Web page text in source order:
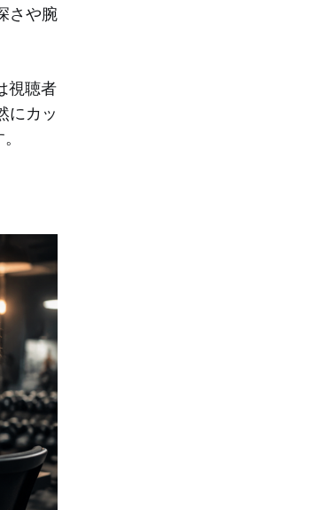
さや腕
視聴者
にカッ